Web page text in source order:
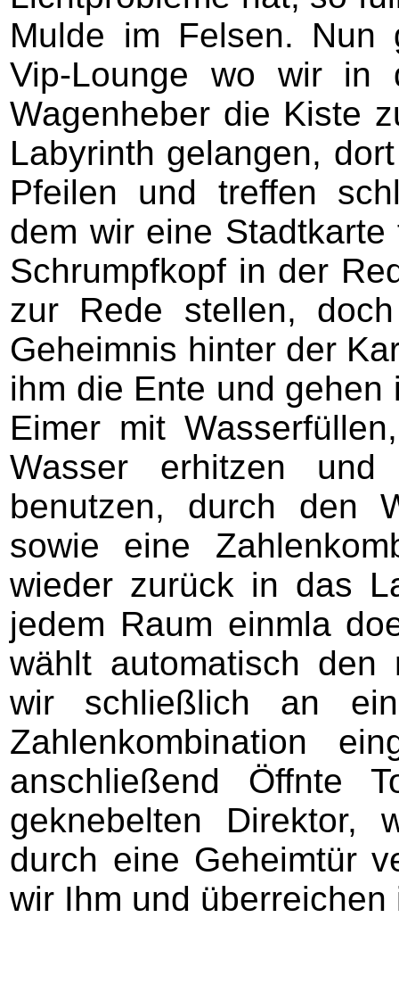
Mulde im Felsen. Nun
Vip-Lounge wo wir in
Wagenheber die Kiste
Labyrinth gelangen,
Pfeilen und treffen
dem wir eine
Schrumpfkopf in der
zur Rede stellen,
Geheimnis hinter der
ihm die Ente und
Eimer mit
Wasser erhitzen
benutzen, durch den
sowie eine
wieder zurück in das
jedem Raum einmla
wählt automatisch den
wir schließlich an
Zahlenkombination
anschließend Öffnte
geknebelten Direktor,
durch eine Geheimtür
wir Ihm und